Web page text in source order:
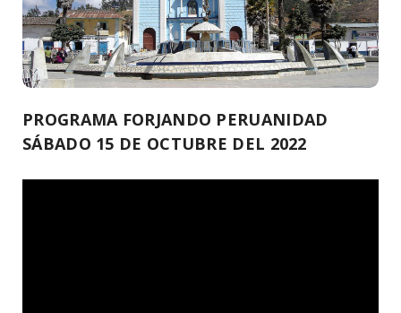
PROGRAMA FORJANDO PERUANIDAD
SÁBADO 15 DE OCTUBRE DEL 2022